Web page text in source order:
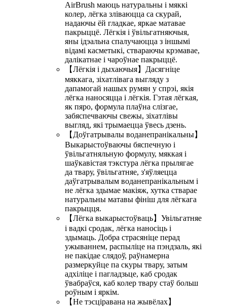
AirBrush маюць натуральны і мяккі
колер, лёгка зліваюцца са скурай,
надаючы ёй гладкае, яркае матавае
пакрыццё. Лёгкія і ўвільгатняючыя,
яны ідэальна спалучаюцца з іншымі
відамі касметыкі, ствараючы крэмавае,
далікатнае і чароўнае пакрыццё.
【Лёгкія і дыхаючыя】Дасягніце
мяккага, зіхатлівага выгляду з
дапамогай нашых румян у спрэі, якія
лёгка наносяцца і лёгкія. Гэтая лёгкая,
як пяро, формула плаўна слізгае,
забяспечваючы свежы, зіхатлівы
выгляд, які трымаецца ўвесь дзень.
【Доўгатрывалы воданепранікальны】
Выкарыстоўваючы бяспечную і
ўвільгатняльную формулу, мяккая і
шаўкавістая тэкстура лёгка прылягае
да твару, ўвільгатняе, з'яўляецца
даўгатрывалым воданепранікальным і
не лёгка здымае макіяж, хутка стварае
натуральны матавы фініш для лёгкага
пакрыцця.
【Лёгка выкарыстоўваць】Увільгатняе
і вадкі сродак, лёгка наносіць і
здымаць. Добра страсяніце перад
ужываннем, распыліце на пэндзаль, які
не пакідае слядоў, раўнамерна
размеркуйце па скуры твару, затым
адхіліце і пагладзьце, каб сродак
ўвабраўся, каб колер твару стаў больш
роўным і яркім.
【Не тэсціравана на жывёлах】